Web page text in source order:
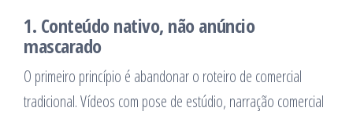
1. Conteúdo nativo, não anúncio
mascarado
O primeiro princípio é abandonar o roteiro de comercial
tradicional. Vídeos com pose de estúdio, narração comercial